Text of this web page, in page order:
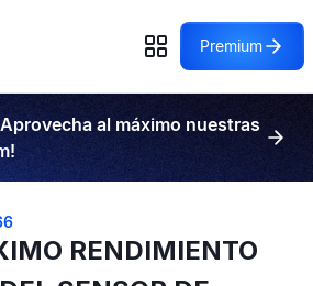
Premium
al máximo nuestras
RENDIMIENTO